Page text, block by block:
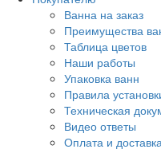
Ванна на заказ
Преимущества
Таблица цветов
Наши работы
Упаковка ванн
Правила
Техническая
Видео ответы
Оплата и